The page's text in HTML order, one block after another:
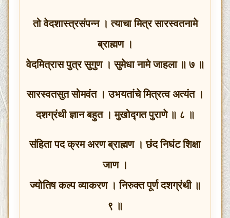
तो वेदशास्त्रसंपन्न । त्याचा मित्र सारस्वतनामे
ब्राह्मण ।
वेदमित्रास पुत्र सुगुण । सुमेधा नामे जाहला ॥ ७ ॥
सारस्वतसुत सोमवंत । उभयतांचे मित्रत्व अत्यंत ।
दशग्रंथी ज्ञान बहुत । मुखोद्गत पुराणे ॥ ८ ॥
संहिता पद क्रम अरण ब्राह्मण । छंद निघंट शिक्षा
जाण ।
ज्योतिष कल्प व्याकरण । निरुक्त पूर्ण दशग्रंथी ॥
९ ॥